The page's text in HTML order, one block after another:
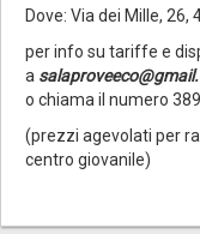
Dove: Via dei Mille, 26,
per info su tariffe e
a
o chiama il numero
(prezzi agevolati per
centro giovanile)